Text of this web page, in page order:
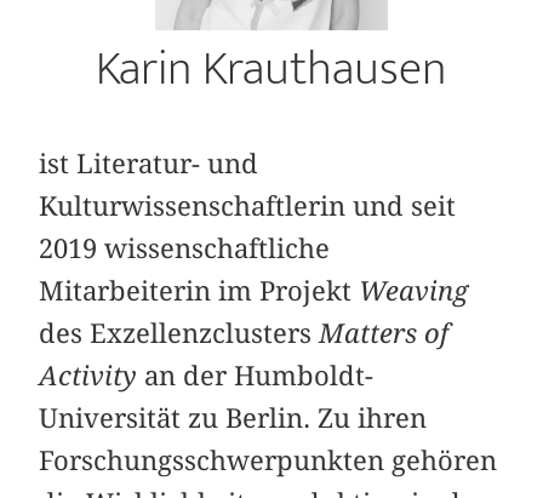
Karin Krauthausen
ist Literatur- und
Kulturwissenschaftlerin und seit
2019 wissenschaftliche
Mitarbeiterin im Projekt Weaving
des Exzellenzclusters Matters of
Activity an der Humboldt-
Universität zu Berlin. Zu ihren
Forschungsschwerpunkten gehören